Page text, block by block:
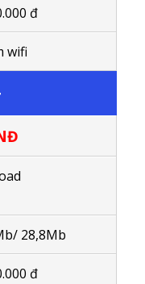
đ
wifi
28,8Mb
đ